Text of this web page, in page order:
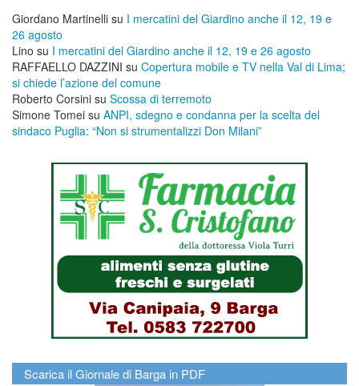
Giordano Martinelli su I mercatini del Giardino anche il 12, 19 e
26 agosto
Lino su I mercatini del Giardino anche il 12, 19 e 26 agosto
RAFFAELLO DAZZINI su ​Copertura mobile e TV nella Val di Lima;
si chiede l’azione del comune
Roberto Corsini su Scossa di terremoto
Simone Tomei su ANPI, sdegno e condanna per la scelta del
sindaco Puglia: “Non si strumentalizzi Don Milani”
Scarica il Giornale di Barga in PDF